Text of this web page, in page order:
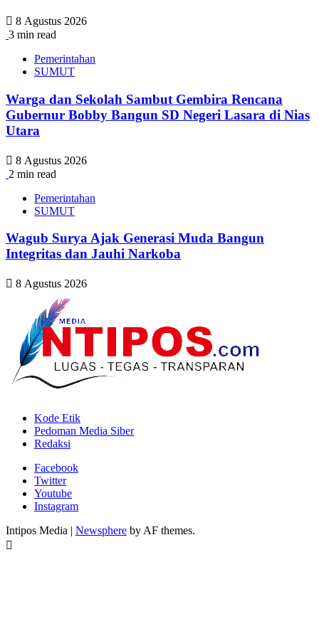
8 Agustus 2026
3 min read
Pemerintahan
SUMUT
Warga dan Sekolah Sambut Gembira Rencana
Gubernur Bobby Bangun SD Negeri Lasara di Nias
Utara
8 Agustus 2026
2 min read
Pemerintahan
SUMUT
Wagub Surya Ajak Generasi Muda Bangun
Integritas dan Jauhi Narkoba
8 Agustus 2026
Kode Etik
Pedoman Media Siber
Redaksi
Facebook
Twitter
Youtube
Instagram
Intipos Media | Newsphere by AF themes.